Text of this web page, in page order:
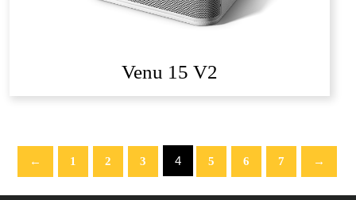
Venu 15 V2
← 1 2 3 4 5 6 7 →